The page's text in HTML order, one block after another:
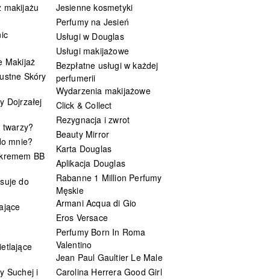
makijażu
Makijaż
Skóry
Dojrzałej
twarzy?
mnie?
BB
do
Suchej i
Jesienne kosmetyki
Perfumy na Jesień
Usługi w Douglas
Usługi makijażowe
Bezpłatne usługi w każdej
perfumerii
Wydarzenia makijażowe
Click & Collect
Rezygnacja i zwrot
Beauty Mirror
Karta Douglas
Aplikacja Douglas
Rabanne 1 Million Perfumy
Męskie
Armani Acqua di Gio
Eros Versace
Perfumy Born In Roma
Valentino
Jean Paul Gaultier Le Male
Carolina Herrera Good Girl